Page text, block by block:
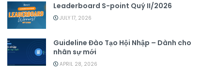
Leaderboard S-point Quý II/2026
JULY 17, 2026
Guideline Đào Tạo Hội Nhập – Dành cho
nhân sự mới
APRIL 28, 2026